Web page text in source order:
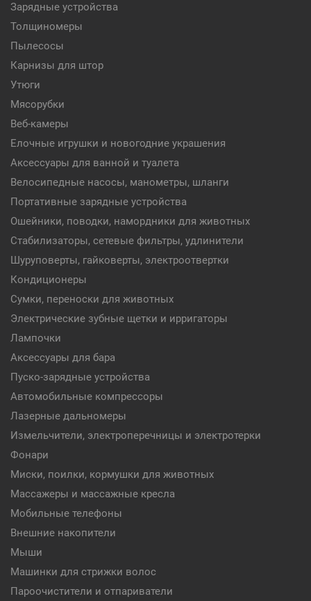
Зарядные устройства
Толщиномеры
Пылесосы
Карнизы для штор
Утюги
Мясорубки
Веб-камеры
Елочные игрушки и новогодние украшения
Аксессуары для ванной и туалета
Велосипедные насосы, манометры, шланги
Портативные зарядные устройства
Ошейники, поводки, намордники для животных
Стабилизаторы, сетевые фильтры, удлинители
Шуруповерты, гайковерты, электроотвертки
Кондиционеры
Сумки, переноски для животных
Электрические зубные щетки и ирригаторы
Лампочки
Аксессуары для бара
Пуско-зарядные устройства
Автомобильные компрессоры
Лазерные дальномеры
Измельчители, электроперечницы и электротерки
Фонари
Миски, поилки, кормушки для животных
Массажеры и массажные кресла
Мобильные телефоны
Внешние накопители
Мыши
Машинки для стрижки волос
Пароочистители и отпариватели